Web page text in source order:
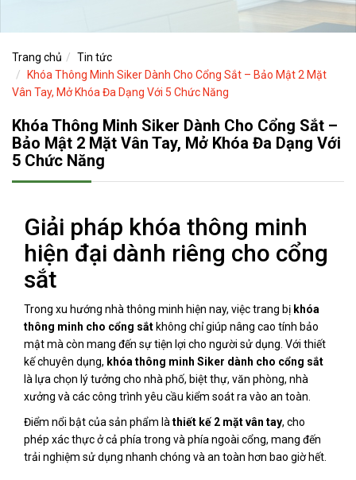
Trang chủ
Tin tức
Khóa Thông Minh Siker Dành Cho Cổng Sắt – Bảo Mật 2 Mặt
Vân Tay, Mở Khóa Đa Dạng Với 5 Chức Năng
Khóa Thông Minh Siker Dành Cho Cổng Sắt –
Bảo Mật 2 Mặt Vân Tay, Mở Khóa Đa Dạng Với
5 Chức Năng
Giải pháp khóa thông minh
hiện đại dành riêng cho cổng
sắt
Trong xu hướng nhà thông minh hiện nay, việc trang bị khóa
thông minh cho cổng sắt không chỉ giúp nâng cao tính bảo
mật mà còn mang đến sự tiện lợi cho người sử dụng. Với thiết
kế chuyên dụng, khóa thông minh Siker dành cho cổng sắt
là lựa chọn lý tưởng cho nhà phố, biệt thự, văn phòng, nhà
xưởng và các công trình yêu cầu kiểm soát ra vào an toàn.
Điểm nổi bật của sản phẩm là thiết kế 2 mặt vân tay, cho
phép xác thực ở cả phía trong và phía ngoài cổng, mang đến
trải nghiệm sử dụng nhanh chóng và an toàn hơn bao giờ hết.